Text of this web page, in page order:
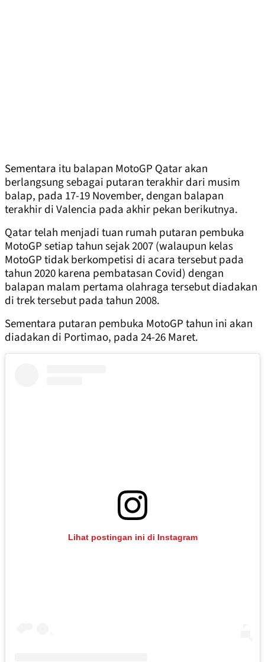
Sementara itu balapan MotoGP Qatar akan
berlangsung sebagai putaran terakhir dari musim
balap, pada 17-19 November, dengan balapan
terakhir di Valencia pada akhir pekan berikutnya.
Qatar telah menjadi tuan rumah putaran pembuka
MotoGP setiap tahun sejak 2007 (walaupun kelas
MotoGP tidak berkompetisi di acara tersebut pada
tahun 2020 karena pembatasan Covid) dengan
balapan malam pertama olahraga tersebut diadakan
di trek tersebut pada tahun 2008.
Sementara putaran pembuka MotoGP tahun ini akan
diadakan di Portimao, pada 24-26 Maret.
Lihat postingan ini di Instagram